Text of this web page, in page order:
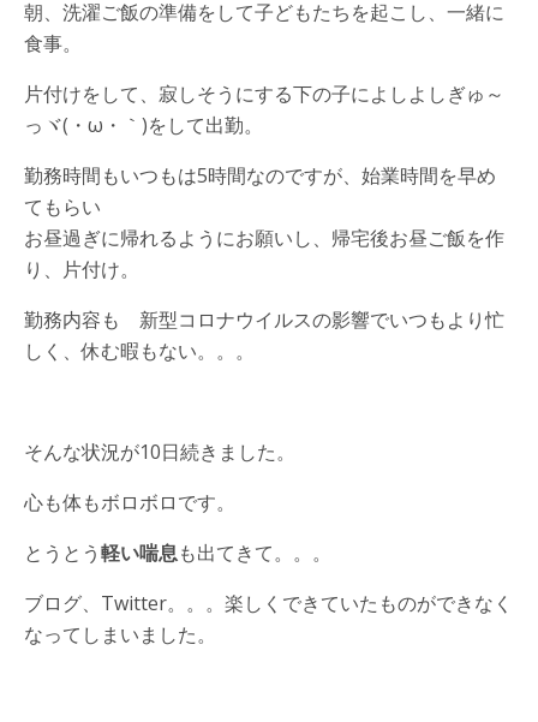
朝、洗濯ご飯の準備をして子どもたちを起こし、一緒に
食事。
片付けをして、寂しそうにする下の子によしよしぎゅ～
っヾ(・ω・｀)をして出勤。
勤務時間もいつもは5時間なのですが、始業時間を早め
てもらい
お昼過ぎに帰れるようにお願いし、帰宅後お昼ご飯を作
り、片付け。
勤務内容も 新型コロナウイルスの影響でいつもより忙
しく、休む暇もない。。。
そんな状況が10日続きました。
心も体もボロボロです。
とうとう軽い喘息も出てきて。。。
ブログ、Twitter。。。楽しくできていたものができなく
なってしまいました。